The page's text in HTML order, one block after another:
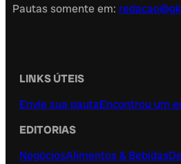
Pautas somente em:
LINKS ÚTEIS
Envie sua pautaEncontrou um
EDITORIAS
NegóciosAlimentos & Bebidas